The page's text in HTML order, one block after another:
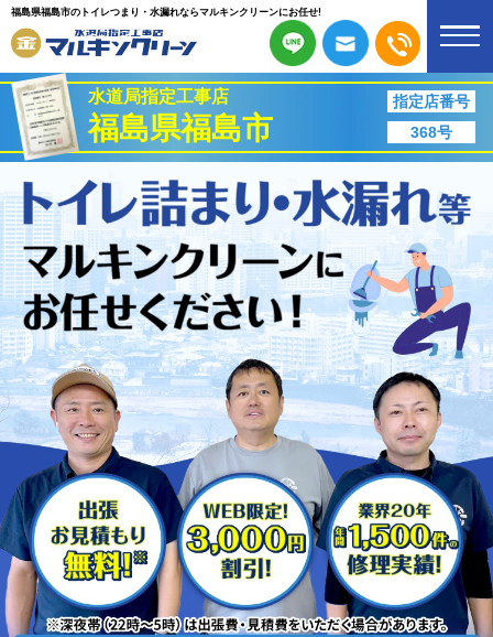
福島県福島市のトイレつまり・水漏れならマルキンクリーンにお任せ!
水道局指定工事店
福島県福島市
指定店番号
368号